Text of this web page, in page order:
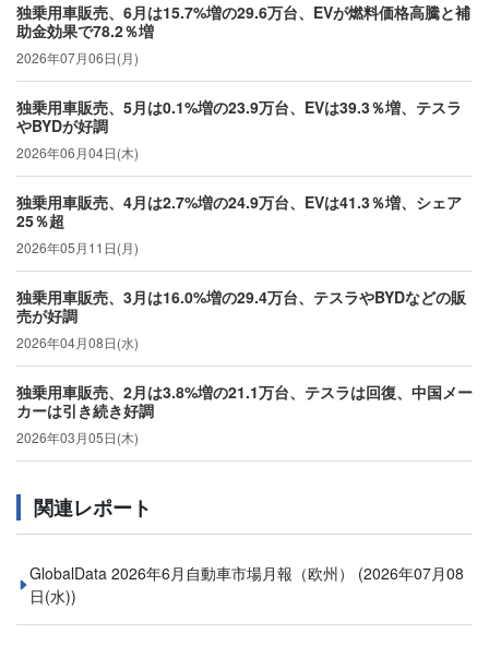
独乗用車販売、6月は15.7%増の29.6万台、EVが燃料価格高騰と補
助金効果で78.2％増
2026年07月06日(月)
独乗用車販売、5月は0.1%増の23.9万台、EVは39.3％増、テスラ
やBYDが好調
2026年06月04日(木)
独乗用車販売、4月は2.7%増の24.9万台、EVは41.3％増、シェア
25％超
2026年05月11日(月)
独乗用車販売、3月は16.0%増の29.4万台、テスラやBYDなどの販
売が好調
2026年04月08日(水)
独乗用車販売、2月は3.8%増の21.1万台、テスラは回復、中国メー
カーは引き続き好調
2026年03月05日(木)
関連レポート
GlobalData 2026年6月自動車市場月報（欧州） (2026年07月08
日(水))